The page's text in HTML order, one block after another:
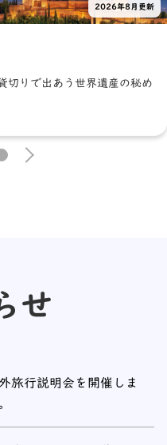
2026年8月更新
切りで出あう世界遺産の秘め
せ
旅行説明会を開催しま